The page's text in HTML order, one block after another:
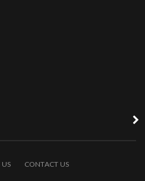
CONTACT US